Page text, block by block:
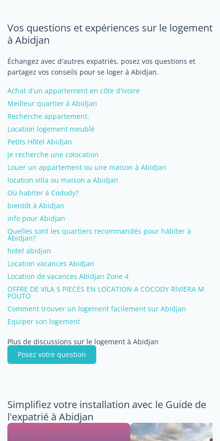
Vos questions et expériences sur le logement
à Abidjan
Échangez avec d'autres expatriés, posez vos questions et
partagez vos conseils pour se loger à Abidjan.
Achat d'un appartement en côte d'ivoire
Meilleur quartier à Abidjan
Recherche appartement.
Location logement meublé
Petits Hôtel Abidjan
je recherche une colocation
Louer un appartement ou une maison à Abidjan
location villa ou maison a Abidjan
Où habiter à Codody?
bientôt à Abidjan
info pour Abidjan
Quelles sont les quartiers recommandés pour hábiter à
Abidjan?
hotel abidjan
Location vacances Abidjan
Location de vacances Abidjan Zone 4
OFFRE DE VILA 5 PIECES EN LOCATION A COCODY RIVIERA M
POUTO
Comment trouver un logement facilement sur Abidjan
Equiper son logement
Plus de discussions sur le logement à Abidjan
Posez votre question
Simplifiez votre installation avec le Guide de
l'expatrié à Abidjan